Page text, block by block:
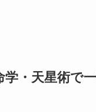
学・天星術で